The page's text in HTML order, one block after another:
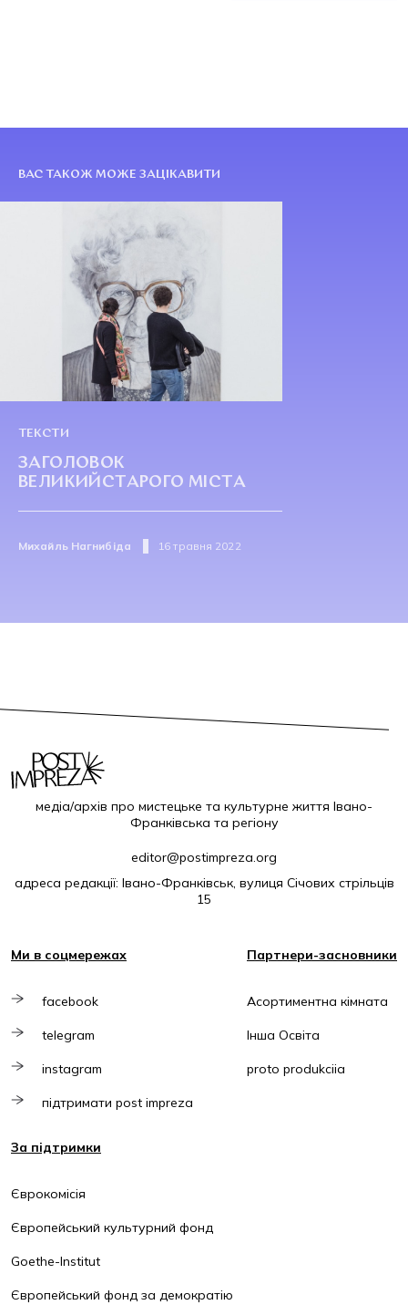
ВАС ТАКОЖ МОЖЕ ЗАЦІКАВИТИ
ТЕКСТИ
ЗАГОЛОВОК
ВЕЛИКИЙСТАРОГО МІСТА
Михайль Нагнибіда 16 травня 2022
медіа/архів про мистецьке та культурне життя Івано-
Франківська та регіону
editor@postimpreza.org
адреса редакції: Івано-Франківськ, вулиця Січових стрільців
15
Ми в соцмережах
facebook
telegram
instagram
підтримати post impreza
Партнери-засновники
Асортиментна кімната
Інша Освіта
proto produkciia
За підтримки
Єврокомісія
Європейський культурний фонд
Goethe-Institut
Європейський фонд за демократію